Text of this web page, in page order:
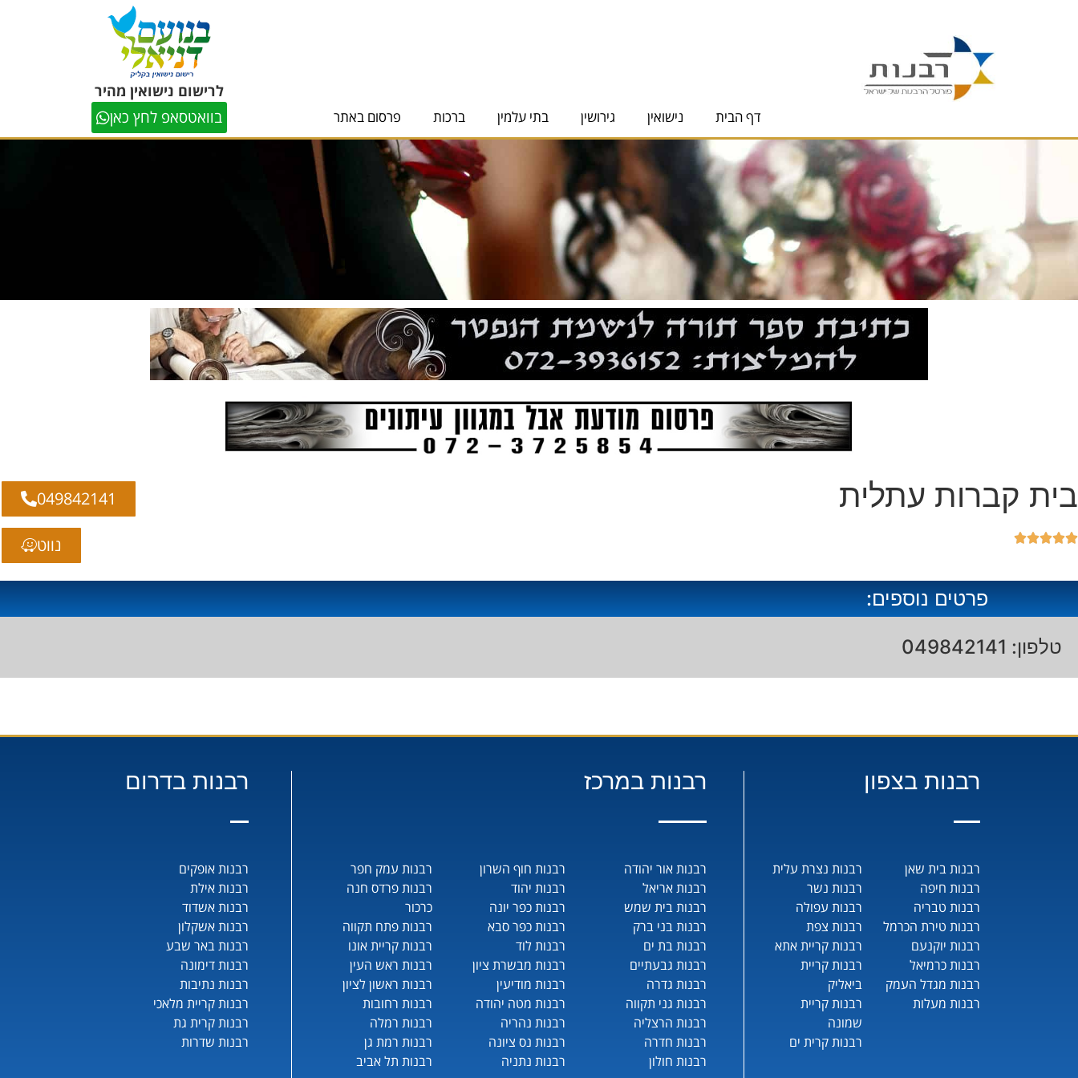
דף הבית נישואין גירושין בתי עלמין ברכות פרסום באתר
לרישום נישואין מהיר
בוואטסאפ לחץ כאן
בית קברות עתלית





049842141
נווט
פרטים נוספים:
טלפון: 049842141
רבנות בצפון
רבנות בית שאן
רבנות חיפה
רבנות טבריה
רבנות טירת הכרמל
רבנות יוקנעם
רבנות כרמיאל
רבנות מגדל העמק
רבנות מעלות
רבנות נצרת עלית
רבנות נשר
רבנות עפולה
רבנות צפת
רבנות קריית אתא
רבנות קריית
ביאליק
רבנות קריית
שמונה
רבנות קרית ים
רבנות במרכז
רבנות אור יהודה
רבנות אריאל
רבנות בית שמש
רבנות בני ברק
רבנות בת ים
רבנות גבעתיים
רבנות גדרה
רבנות גני תקווה
רבנות הרצליה
רבנות חדרה
רבנות חולון
רבנות חוף השרון
רבנות יהוד
רבנות כפר יונה
רבנות כפר סבא
רבנות לוד
רבנות מבשרת ציון
רבנות מודיעין
רבנות מטה יהודה
רבנות נהריה
רבנות נס ציונה
רבנות נתניה
רבנות עמק חפר
רבנות פרדס חנה
כרכור
רבנות פתח תקווה
רבנות קריית אונו
רבנות ראש העין
רבנות ראשון לציון
רבנות רחובות
רבנות רמלה
רבנות רמת גן
רבנות תל אביב
רבנות בדרום
רבנות אופקים
רבנות אילת
רבנות אשדוד
רבנות אשקלון
רבנות באר שבע
רבנות דימונה
רבנות נתיבות
רבנות קריית מלאכי
רבנות קרית גת
רבנות שדרות